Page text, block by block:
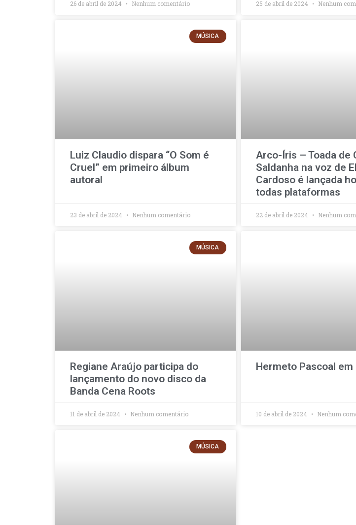
26 de abril de 2024 Nenhum comentário 25 de abril de 2024 Nenhum
MÚSICA
Luiz Claudio dispara “O Som é
Cruel” em primeiro álbum
autoral
23 de abril de 2024 Nenhum comentário
Arco-Íris – Toada de
Saldanha na voz de
Cardoso é lançada
todas plataformas
22 de abril de 2024 Nenhum
MÚSICA
Regiane Araújo participa do
lançamento do novo disco da
Banda Cena Roots
11 de abril de 2024 Nenhum comentário
Hermeto Pascoal em
10 de abril de 2024 Nenhum
MÚSICA